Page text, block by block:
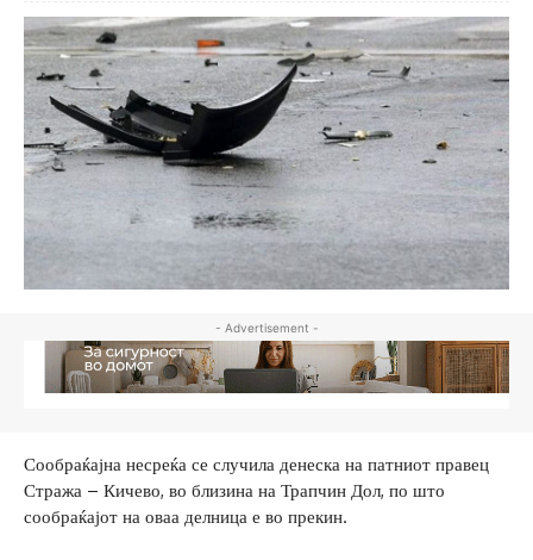
- Advertisement -
Сообраќајна несреќа се случила денеска на патниот правец
Стража – Кичево, во близина на Трапчин Дол, по што
сообраќајот на оваа делница е во прекин.